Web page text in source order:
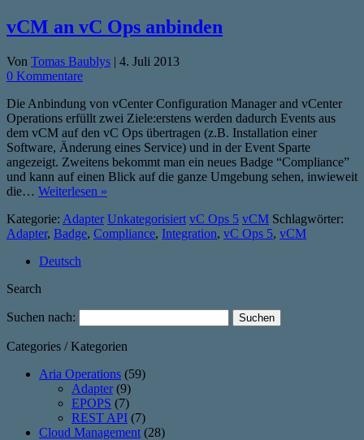
vCM an vC Ops anbinden
Von Tomas Baublys | 4. Juli 2013
0 Kommentare
Die Anbindung von vCenter Configuration Manager and vCenter
Operations erfüllt zwei Ziele:erstens werden dadurch Events aus
dem vCM auf den vC Ops übertragen (z.B. Installation einer
Software, Änderung eines Service) und in der Event Sparte
angezeigt. Zweitens bekommt man ein neues Badge “Compliance”
und kann auf einen Blick auf die ganze Umgebung sehen, inwieweit
die… Weiterlesen »
Kategorie: Adapter Unkategorisiert vC Ops 5 vCM Schlagwörter:
Adapter, Badge, Compliance, Integration, vC Ops 5, vCM
Deutsch
Search
Suchen nach:
Categories / Kategorien
Aria Operations (59)
Adapter (9)
EPOPS (7)
REST API (7)
Cloud Management (28)